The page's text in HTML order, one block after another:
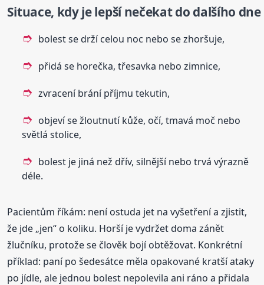
Situace, kdy je lepší nečekat do dalšího dne
bolest se drží celou noc nebo se zhoršuje,
přidá se horečka, třesavka nebo zimnice,
zvracení brání příjmu tekutin,
objeví se žloutnutí kůže, očí, tmavá moč nebo
světlá stolice,
bolest je jiná než dřív, silnější nebo trvá výrazně
déle.
Pacientům říkám: není ostuda jet na vyšetření a zjistit,
že jde „jen“ o koliku. Horší je vydržet doma zánět
žlučníku, protože se člověk bojí obtěžovat. Konkrétní
příklad: paní po šedesátce měla opakované kratší ataky
po jídle, ale jednou bolest nepolevila ani ráno a přidala